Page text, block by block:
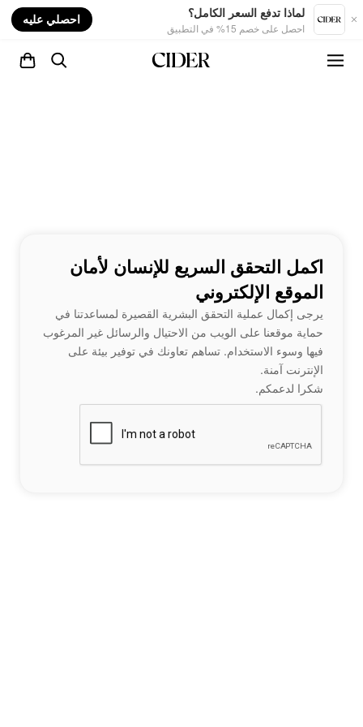
لماذا تدفع السعر الكامل؟
احصل على خصم 15% في التطبيق
احصلي عليه
اكمل التحقق السريع للإنسان لأمان
الموقع الإلكتروني
يرجى إكمال عملية التحقق البشرية القصيرة لمساعدتنا في
حماية موقعنا على الويب من الاحتيال والرسائل غير المرغوب
فيها وسوء الاستخدام. تساهم تعاونك في توفير بيئة على
الإنترنت آمنة.
شكرا لدعمكم.